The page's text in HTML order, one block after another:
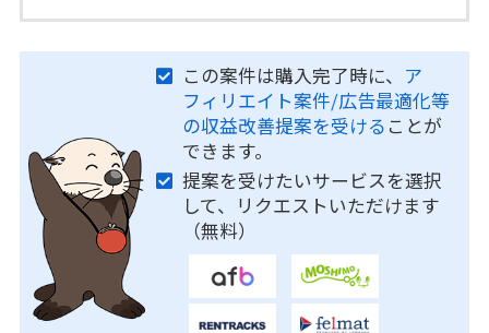
この案件は購入完了時に、 ア
フィリエイト案件/広告最適化等
の収益改善提案を受ける ことが
できます。
提案を受けたいサービスを選択
して、リクエストいただけます
（無料）